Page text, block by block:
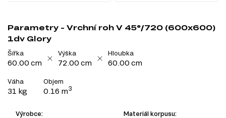
Parametry - Vrchní roh V 45°/720 (600x600)
1dv Glory
Šířka
60.00 cm
Výška
72.00 cm
Hloubka
60.00 cm
Váha
31 kg
Objem
0.16 m3
Výrobce: Materiál korpusu: